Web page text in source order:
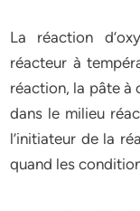
La réaction
réacteur à
réaction, la pâte à
dans le milieu
l’initiateur de la
quand les